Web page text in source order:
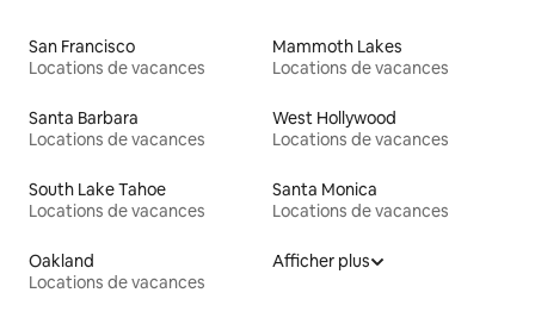
San Francisco
Locations de vacances
Mammoth Lakes
Locations de vacances
Santa Barbara
Locations de vacances
West Hollywood
Locations de vacances
South Lake Tahoe
Locations de vacances
Santa Monica
Locations de vacances
Oakland
Locations de vacances
Afficher plus